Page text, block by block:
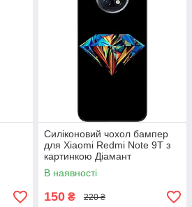
Силіконовий чохол бампер
для Xiaomi Redmi Note 9T з
картинкою Діамант
В наявності
150 ₴ 220 ₴